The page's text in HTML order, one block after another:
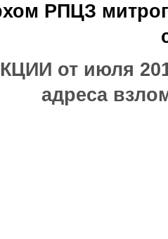
РПЦЗ
от июля
адреса